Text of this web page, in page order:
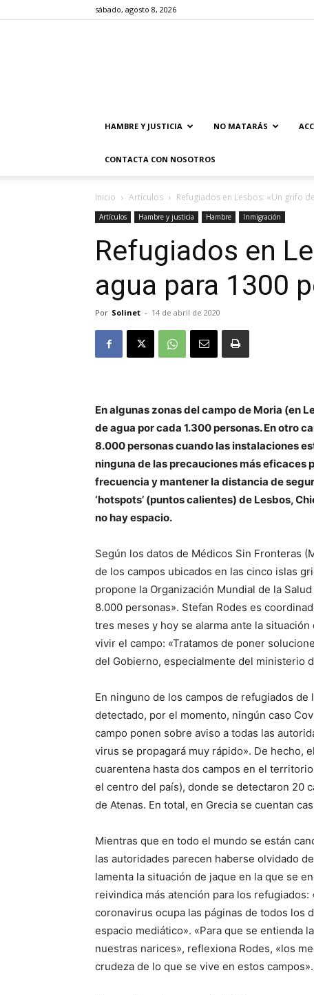
sábado, agosto 8, 2026
HAMBRE Y JUSTICIA NO MATARÁS
CONTACTA CON NOSOTROS
Inicio Artículos Refugiados en Lesbos: «Un grifo
Artículos Hambre y justicia Hambre Inmigración
Refugiados en
agua para 1300
Por Solinet - 14 de abril de 2020
En algunas zonas del campo de Moria (en
de agua por cada 1.300 personas. En otro
8.000 personas cuando las instalaciones
ninguna de las precauciones más eficaces
frecuencia y mantener la distancia de
‘hotspots’ (puntos calientes) de Lesbos,
no hay espacio.
Según los datos de Médicos Sin Fronteras
de los campos ubicados en las cinco islas
propone la Organización Mundial de la
8.000 personas». Stefan Rodes es
tres meses y hoy se alarma ante la
vivir el campo: «Tratamos de poner
del Gobierno, especialmente del ministerio
En ninguno de los campos de refugiados
detectado, por el momento, ningún caso
campo ponen sobre aviso a todas las
virus se propagará muy rápido». De hecho,
cuarentena hasta dos campos en el
el centro del país), donde se detectaron 20
de Atenas. En total, en Grecia se cuentan
Mientras que en todo el mundo se están
las autoridades parecen haberse olvidado
lamenta la situación de jaque en la que se
reivindica más atención para los
coronavirus ocupa las páginas de todos los
espacio mediático». «Para que se entienda
nuestras narices», reflexiona Rodes, «los
crudeza de lo que se vive en estos campos».